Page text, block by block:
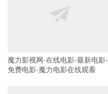
魔力影视网-在线电影-最新电影-
免费电影-魔力电影在线观看